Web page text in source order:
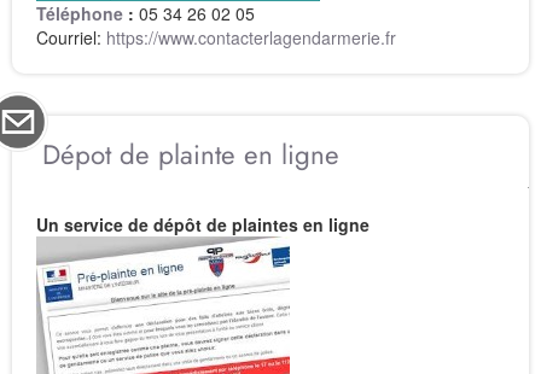
Téléphone : 05 34 26 02 05
Courriel: https://www.contacterlagendarmerie.fr
Dépot de plainte en ligne
Un service de dépôt de plaintes en ligne